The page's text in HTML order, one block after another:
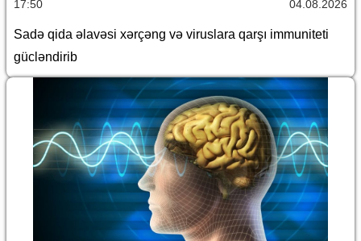
17:50 04.08.2026
Sadə qida əlavəsi xərçəng və viruslara qarşı immuniteti
gücləndirib